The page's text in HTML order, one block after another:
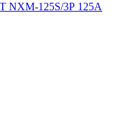
NXM-125S/3Р 125A